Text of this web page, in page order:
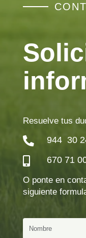
Resuelve tus
 944 30
 670 71
O ponte en
siguiente